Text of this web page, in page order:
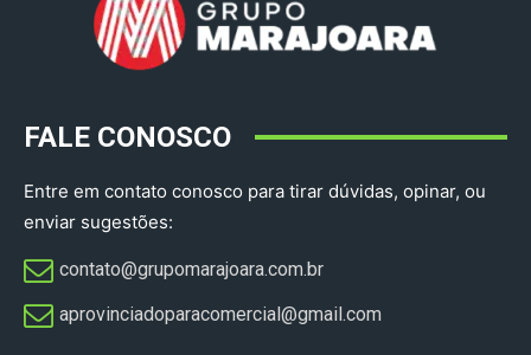
FALE CONOSCO
Entre em contato conosco para tirar dúvidas, opinar, ou
enviar sugestões:
contato@grupomarajoara.com.br
aprovinciadoparacomercial@gmail.com​